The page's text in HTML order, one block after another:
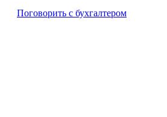
Поговорить с бухгалтером